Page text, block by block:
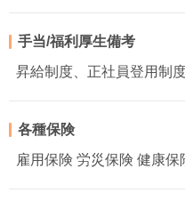
手当/福利厚生備考
昇給制度、正社員登用制
各種保険
雇用保険 労災保険 健康保